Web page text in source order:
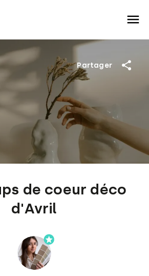
de coeur déco
d'Avril
Partager